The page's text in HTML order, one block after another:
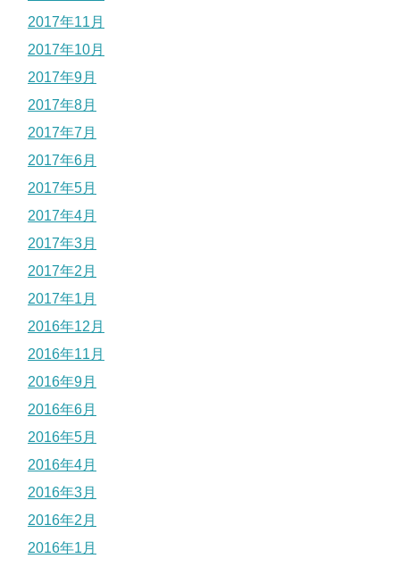
2017年11月
2017年10月
2017年9月
2017年8月
2017年7月
2017年6月
2017年5月
2017年4月
2017年3月
2017年2月
2017年1月
2016年12月
2016年11月
2016年9月
2016年6月
2016年5月
2016年4月
2016年3月
2016年2月
2016年1月